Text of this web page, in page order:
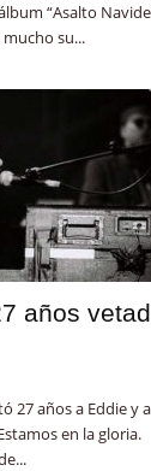
“Asalto
su...
años
27 años a Eddie y
en la gloria.